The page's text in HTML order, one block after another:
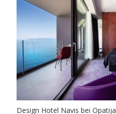
Design Hotel Navis bei Opatija